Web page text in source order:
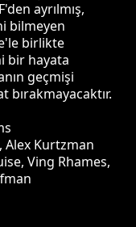
ayrılmış,
bilmeyen
birlikte
bir hayata
geçmişi
bırakmayacaktır.
Alex Kurtzman
Ving Rhames,